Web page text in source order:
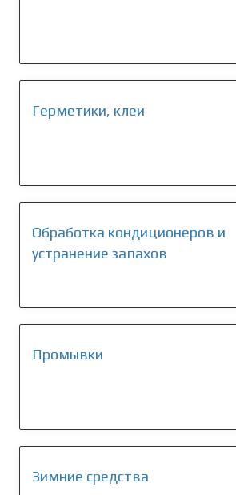
Герметики, клеи
Обработка кондиционеров и
устранение запахов
Промывки
Зимние средства